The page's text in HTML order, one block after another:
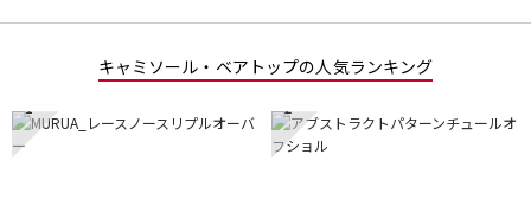
キャミソール・ベアトップの人気ランキング
1 2